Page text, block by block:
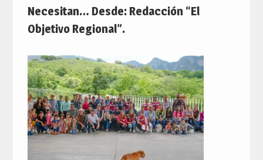
Necesitan… Desde: Redacción “El
Objetivo Regional”.